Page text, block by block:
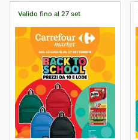
Valido fino al 27 set